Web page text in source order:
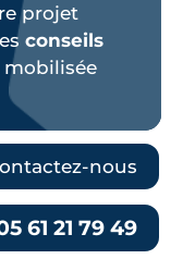
projet
conseils
mobilisée
nous
61 21 79 49